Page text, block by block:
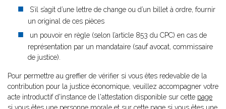
S’il s’agit d’une lettre de change ou d’un billet à ordre, fournir
un original de ces pièces
un pouvoir en règle (selon l’article 853 du CPC) en cas de
représentation par un mandataire (sauf avocat, commissaire
de justice).
Pour permettre au greffier de vérifier si vous êtes redevable de la
contribution pour la justice économique, veuillez accompagner votre
acte introductif d'instance de l'attestation disponible sur cette page